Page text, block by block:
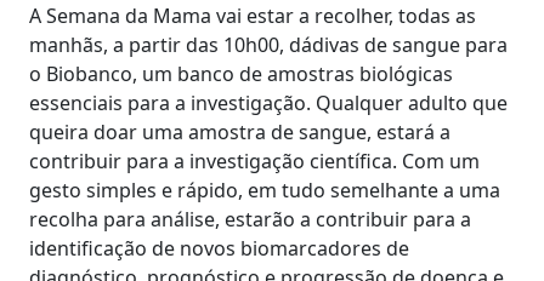
A Semana da Mama vai estar a recolher, todas as
manhãs, a partir das 10h00, dádivas de sangue para
o Biobanco, um banco de amostras biológicas
essenciais para a investigação. Qualquer adulto que
queira doar uma amostra de sangue, estará a
contribuir para a investigação científica. Com um
gesto simples e rápido, em tudo semelhante a uma
recolha para análise, estarão a contribuir para a
identificação de novos biomarcadores de